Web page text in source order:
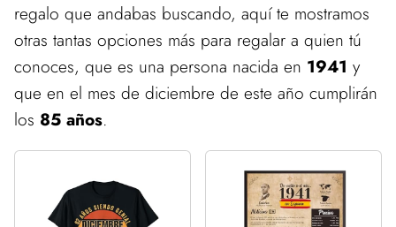
regalo que andabas buscando, aquí te mostramos
otras tantas opciones más para regalar a quien tú
conoces, que es una persona nacida en 1941 y
que en el mes de diciembre de este año cumplirán
los 85 años.